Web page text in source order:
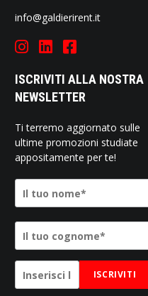
info@galdierirent.it
ISCRIVITI ALLA NOSTRA
NEWSLETTER
Ti terremo aggiornato sulle
ultime promozioni studiate
appositamente per te!
ISCRIVITI